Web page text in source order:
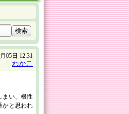
05日 12:31
わかこ
まい、根性
かと思われ